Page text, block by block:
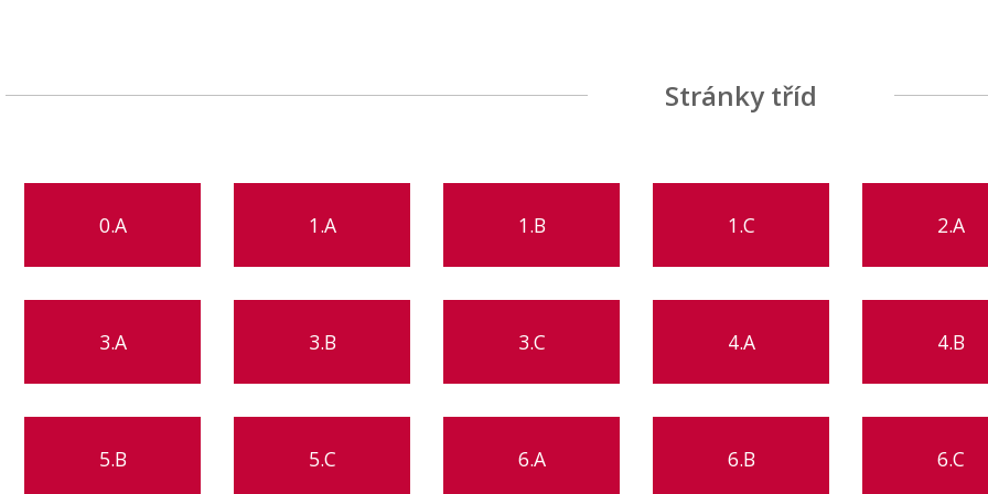
Stránky tříd
0.A 1.A 1.B 1.C 2.A
3.A 3.B 3.C 4.A 4.B
5.B 5.C 6.A 6.B 6.C